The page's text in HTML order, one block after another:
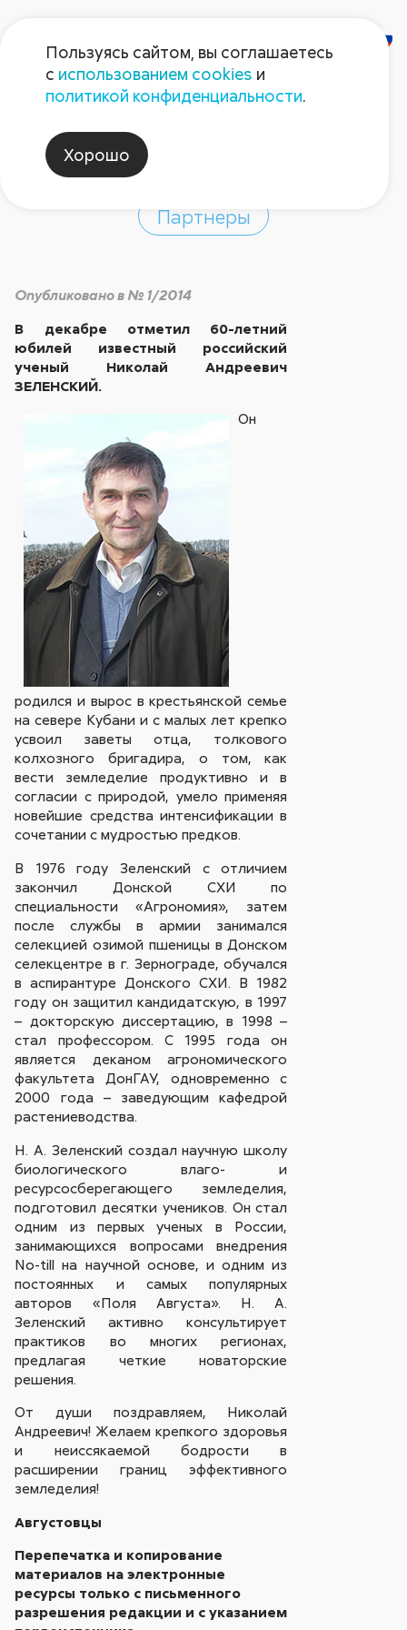
Н. А. Зеленскому 60
Партнеры
Опубликовано в № 1/2014
В декабре отметил 60-летний
юбилей известный российский
ученый Николай Андреевич
ЗЕЛЕНСКИЙ.
Он
родился и вырос в крестьянской семье
на севере Кубани и с малых лет крепко
усвоил заветы отца, толкового
колхозного бригадира, о том, как
вести земледелие продуктивно и в
согласии с природой, умело применяя
новейшие средства интенсификации в
сочетании с мудростью предков.
В 1976 году Зеленский с отличием
закончил Донской СХИ по
специальности «Агрономия», затем
после службы в армии занимался
селекцией озимой пшеницы в Донском
селекцентре в г. Зернограде, обучался
в аспирантуре Донского СХИ. В 1982
году он защитил кандидатскую, в 1997
– докторскую диссертацию, в 1998 –
стал профессором. С 1995 года он
является деканом агрономического
факультета ДонГАУ, одновременно с
2000 года – заведующим кафедрой
растениеводства.
Н. А. Зеленский создал научную школу
биологического влаго- и
ресурсосберегающего земледелия,
подготовил десятки учеников. Он стал
одним из первых ученых в России,
занимающихся вопросами внедрения
No-till на научной основе, и одним из
постоянных и самых популярных
авторов «Поля Августа». Н. А.
Зеленский активно консультирует
практиков во многих регионах,
предлагая четкие новаторские
решения.
От души поздравляем, Николай
Андреевич! Желаем крепкого здоровья
и неиссякаемой бодрости в
расширении границ эффективного
земледелия!
Августовцы
Перепечатка и копирование
материалов на электронные
ресурсы только с письменного
разрешения редакции и с указанием
Пользуясь сайтом, вы соглашаетесь
с использованием cookies и
политикой конфиденциальности.
Хорошо